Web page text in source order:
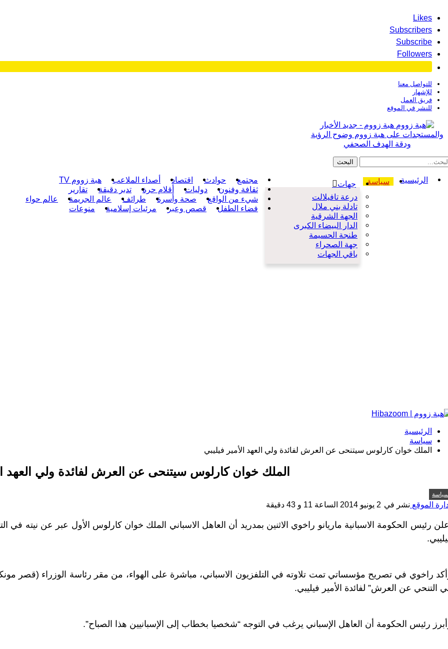
Likes
Subscribers
Subscribe
Followers
للتواصل معنا
للإشهار
فريق العمل
للنشر في الموقع
هبة زووم - جديد الأخبار
والمستجدات على هبة زووم وضوح الرؤية
ودقة الهدف الصحفي
الرئيسية سياسة
جهات
درعة تافيلالت
تادلة بني ملال
الجهة الشرقية
الدار البيضاء الكبرى
طنجة الحسيمة
جهة الصحراء
باقي الجهات
مجتمع حوادث اقتصاد أصداء الملاعب
هبة زووم TV
ثقافة وفنون
دوليات أقلام حرة تدبر دقيقة
تقارير
شيء من الواقع
صحة وأسرة طرائف عالم الجريمة
عالم حواء
فضاء الطفل
قصص وعبر مرئيات إسلامية منوعات
الرئيسية
سياسة
الملك خوان كارلوس سيتنحى عن العرش لفائدة ولي العهد الأمير فيليبي
الملك خوان كارلوس سيتنحى عن العرش لفائدة ولي العهد
الموقع نشر في 2 يونيو 2014 الساعة 11 و 43 دقيقة
رئيس الحكومة الاسبانية ماريانو راخوي الاثنين بمدريد أن العاهل الاسباني الملك خوان كارلوس الأول عبر عن نيته في
راخوي في تصريح مؤسساتي تمت تلاوته في التلفزيون الاسباني، مباشرة على الهواء، من مقر رئاسة الوزراء (قصر
التنحي عن العرش” لفائدة الأمير فيليبي.
رئيس الحكومة أن العاهل الإسباني يرغب في التوجه “شخصيا بخطاب إلى الإسبانيين هذا الصباح”.